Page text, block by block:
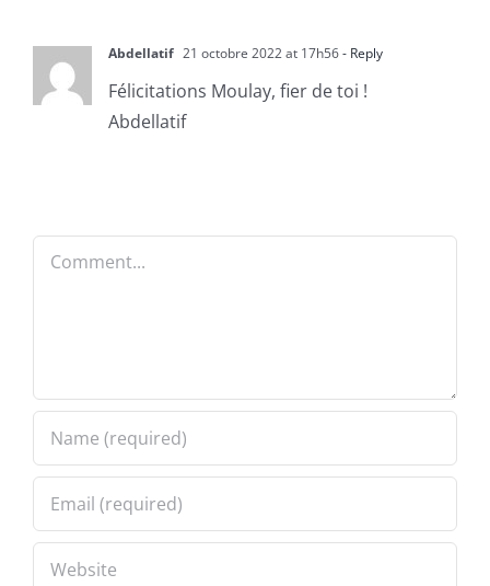
Abdellatif 21 octobre 2022 at 17h56- Reply
Félicitations Moulay, fier de toi !
Abdellatif
Comment